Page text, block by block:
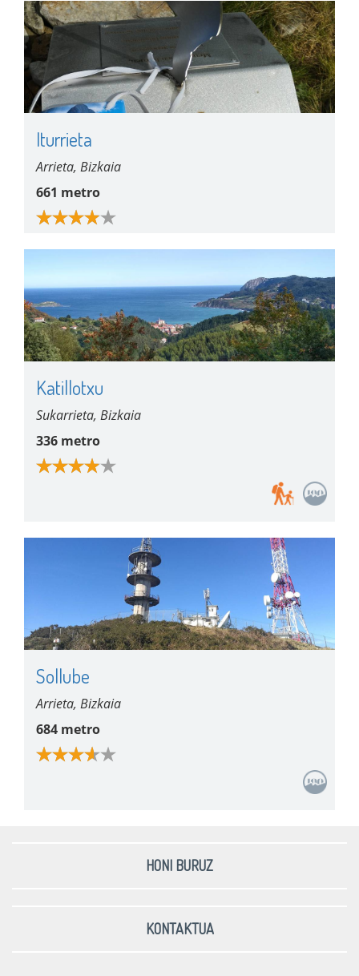
Iturrieta
Arrieta, Bizkaia
661 metro
Katillotxu
Sukarrieta, Bizkaia
336 metro
Sollube
Arrieta, Bizkaia
684 metro
HONI BURUZ
KONTAKTUA